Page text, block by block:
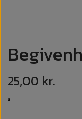
25,00 kr.